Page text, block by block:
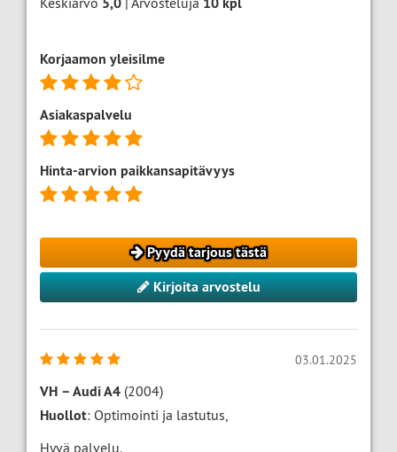
Korjaamon yleisilme
Asiakaspalvelu
Hinta-arvion paikkansapitävyys
Pyydä tarjous tästä
Kirjoita arvostelu
03.01.2025
VH –Audi A4 (2004)
Huollot: Optimointi ja lastutus,
Hyvä palvelu.